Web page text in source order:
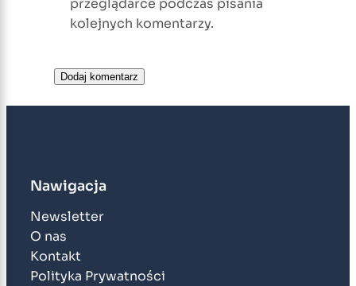
przeglądarce podczas pisania
kolejnych komentarzy.
Nawigacja
Newsletter
O nas
Kontakt
Polityka Prywatności